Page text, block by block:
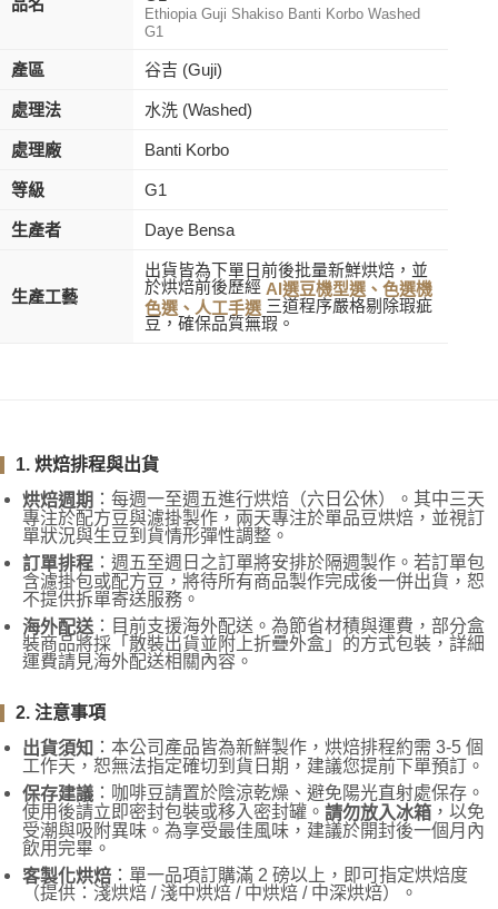
品名
Ethiopia Guji Shakiso Banti Korbo Washed
G1
產區 谷吉 (Guji)
處理法 水洗 (Washed)
處理廠 Banti Korbo
等級 G1
生產者 Daye Bensa
生產工藝
出貨皆為下單日前後批量新鮮烘焙，並
於烘焙前後歷經 AI選豆機型選、色選機
色選、人工手選 三道程序嚴格剔除瑕疵
豆，確保品質無瑕。
1. 烘焙排程與出貨
烘焙週期 ：每週一至週五進行烘焙（六日公休）。其中三天
專注於配方豆與濾掛製作，兩天專注於單品豆烘焙，並視訂
單狀況與生豆到貨情形彈性調整。
訂單排程 ：週五至週日之訂單將安排於隔週製作。若訂單包
含濾掛包或配方豆，將待所有商品製作完成後一併出貨，恕
不提供拆單寄送服務。
海外配送 ：目前支援海外配送。為節省材積與運費，部分盒
裝商品將採「散裝出貨並附上折疊外盒」的方式包裝，詳細
運費請見海外配送相關內容。
2. 注意事項
出貨須知 ：本公司產品皆為新鮮製作，烘焙排程約需 3-5 個
工作天，恕無法指定確切到貨日期，建議您提前下單預訂。
保存建議 ：咖啡豆請置於陰涼乾燥、避免陽光直射處保存。
使用後請立即密封包裝或移入密封罐。 請勿放入冰箱 ，以免
受潮與吸附異味。為享受最佳風味，建議於開封後一個月內
飲用完畢。
客製化烘焙 ：單一品項訂購滿 2 磅以上，即可指定烘焙度
（提供：淺烘焙 / 淺中烘焙 / 中烘焙 / 中深烘焙）。